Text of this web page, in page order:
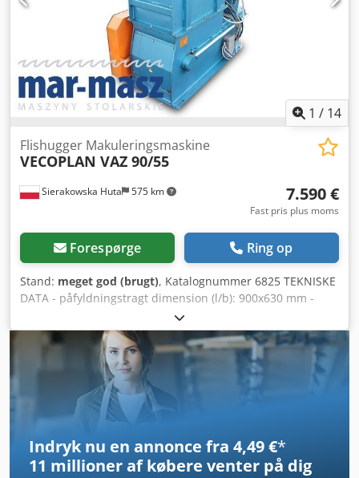
1 / 14
Sierakowska Huta 575 km
Flishugger Makuleringsmaskine
VECOPLAN VAZ 90/55
7.590 €
Fast pris plus moms
Forespørge Ring op
Stand: meget god (brugt), Katalognummer 6825 TEKNISKE
DATA - påfyldningstragt dimension (l/b): 900x630 mm -
rotorens arbejdsbredde: 540 mm - motor: 7,5 kW -
soldiameter: 20 mm - knivstørrelse: 40x40 mm - antal
knive: 15 stk. - autorevers - trykskuffe - dimensioner (l/b/h):
2060x980x1580 mm - vægt: 1008 kg FORDELE – tysk
produktion – ikke-malet – meget god stand Dcjdeztat Iepfx
Ag Aok – brugt flishugger Nettopris: 31.900 PLN Nettopris:
7.590 EUR Nettopris beregnet efter kurs 4,2 PLN/EUR (ved
Indryk nu en annonce fra 4,49 €*
11 millioner af købere venter på dig